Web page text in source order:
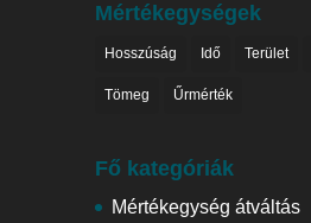
Mértékegységek
Hosszúság Idő Terület
Tömeg Űrmérték
Fő kategóriák
Mértékegység átváltás